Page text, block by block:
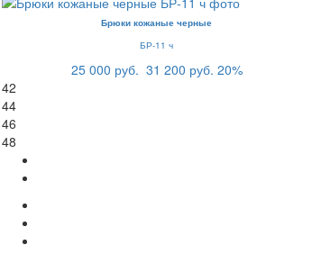
Брюки кожаные черные
БР-11 ч
25 000 руб. 31 200 руб. 20%
42
44
46
48